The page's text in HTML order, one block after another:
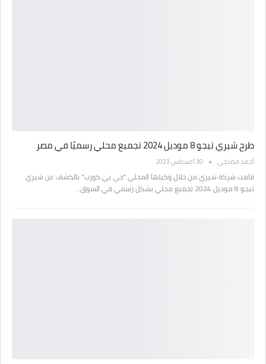
طرح شيري تيجو 8 موديل 2024 تجميع محلي رسميًا في مصر
أحمد مصلحي 30 أغسطس 2023
قامت شركة شيري من خلال وكيلها المحلي "جي بي كورب" بالكشف عن شيري
تيجو 8 موديل 2024 تجميع محلي بشكل رسمي في السوق…